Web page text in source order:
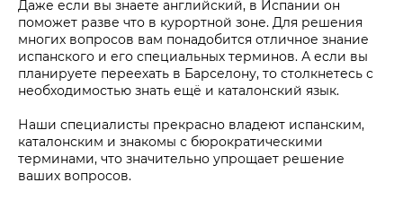
Даже если вы знаете английский, в Испании он
поможет разве что в курортной зоне. Для решения
многих вопросов вам понадобится отличное знание
испанского и его специальных терминов. А если вы
планируете переехать в Барселону, то столкнетесь с
необходимостью знать ещё и каталонский язык.
Наши специалисты прекрасно владеют испанским,
каталонским и знакомы с бюрократическими
терминами, что значительно упрощает решение
ваших вопросов.